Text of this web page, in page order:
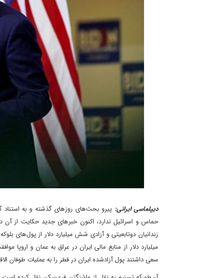
دیپلماسی ایرانی: پیرو بحث‌های روزهای گذشته و به استناد
حماس و اسرائیل ندارد، اکنون خبرهای جدید حکایت از آن
میلیارد دلار از منابع مالی ایران در عراق به عمان و
سعی داشتند پول آزاد‌شده ایران در قطر را به عملیات طوفان